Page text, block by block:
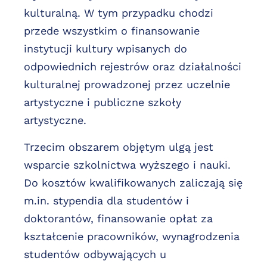
kulturalną. W tym przypadku chodzi
przede wszystkim o finansowanie
instytucji kultury wpisanych do
odpowiednich rejestrów oraz działalności
kulturalnej prowadzonej przez uczelnie
artystyczne i publiczne szkoły
artystyczne.
Trzecim obszarem objętym ulgą jest
wsparcie szkolnictwa wyższego i nauki.
Do kosztów kwalifikowanych zaliczają się
m.in. stypendia dla studentów i
doktorantów, finansowanie opłat za
kształcenie pracowników, wynagrodzenia
studentów odbywających u